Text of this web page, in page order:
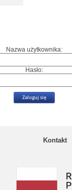
Nazwa użytkownika:
Hasło:
Kontakt